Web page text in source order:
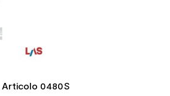
Articolo 0480S